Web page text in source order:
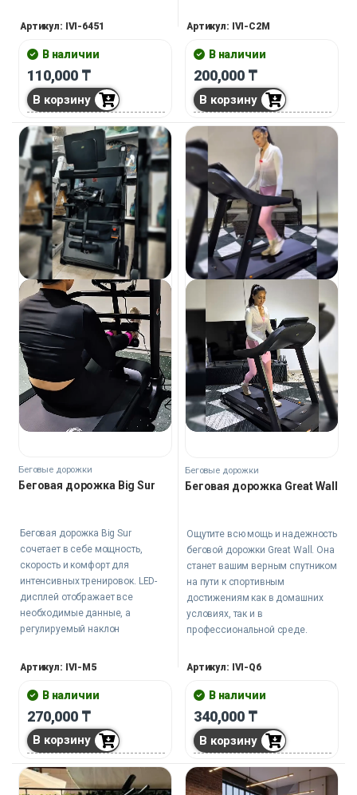
дистанцию, калории и скорость.
Артикул: IVI-6451
В наличии
110,000 ₸
В корзину
тренировку комфортной и
Артикул: IVI-C2M
В наличии
200,000 ₸
В корзину
Беговые дорожки
Беговая дорожка Big Sur
Беговая дорожка Big Sur
сочетает в себе мощность,
скорость и комфорт для
интенсивных тренировок. LED-
дисплей отображает все
необходимые данные, а
регулируемый наклон
занятий. Предназначена для
использования.
Артикул: IVI-M5
В наличии
270,000 ₸
В корзину
Беговые дорожки
Беговая дорожка Great Wall
Ощутите всю мощь и надежность
беговой дорожки Great Wall. Она
станет вашим верным спутником
на пути к спортивным
достижениям как в домашних
условиях, так и в
профессиональной среде.
Артикул: IVI-Q6
В наличии
340,000 ₸
В корзину